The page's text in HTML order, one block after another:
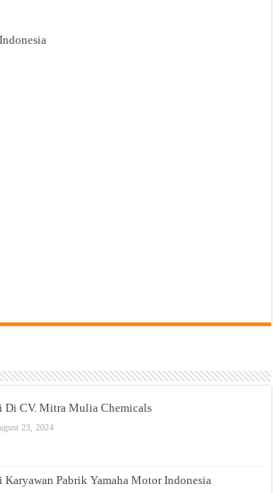
Di CV. Mitra Mulia Chemicals
23, 2024
Karyawan Pabrik Yamaha Motor Indonesia